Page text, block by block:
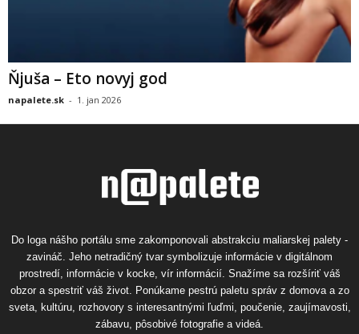
Ňjuša – Eto novyj god
napalete.sk - 1. jan 2026
Do loga nášho portálu sme zakomponovali abstrakciu maliarskej palety -
zavináč. Jeho netradičný tvar symbolizuje informácie v digitálnom
prostredí, informácie v kocke, vír informácií. Snažíme sa rozšíriť váš
obzor a spestriť váš život. Ponúkame pestrú paletu správ z domova a zo
sveta, kultúru, rozhovory s interesantnými ľuďmi, poučenie, zaujímavosti,
zábavu, pôsobivé fotografie a videá.